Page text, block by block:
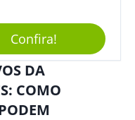
Com Post-It E
A Partir De
O Brinde
É Prático, Tornando-
Excelente Para Uso
Perfeito, Não É?!
Confira!
DA
COMO